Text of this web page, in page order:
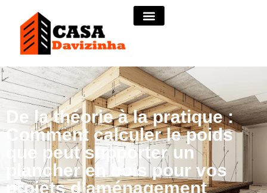
De la théorie à la pratique :
Comment calculer le poids
que peut supporter un
plancher en bois pour vos
projets d’aménagement